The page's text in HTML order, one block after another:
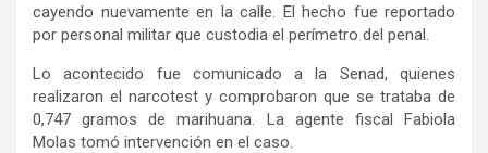
cayendo nuevamente en la calle. El hecho fue reportado
por personal militar que custodia el perímetro del penal.
Lo acontecido fue comunicado a la Senad, quienes
realizaron el narcotest y comprobaron que se trataba de
0,747 gramos de marihuana. La agente fiscal Fabiola
Molas tomó intervención en el caso.